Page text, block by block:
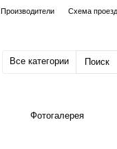
Производители Схема
Все категории
Фотогалерея